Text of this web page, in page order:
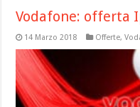
Vodafone: offerta
14 Marzo 2018 Offerte,